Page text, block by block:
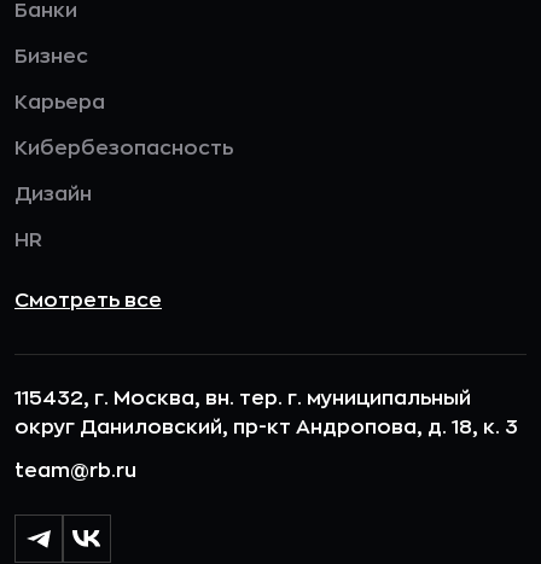
Банки
Бизнес
Карьера
Кибербезопасность
Дизайн
HR
Смотреть все
115432, г. Москва, вн. тер. г. муниципальный
округ Даниловский, пр-кт Андропова, д. 18, к. 3
team@rb.ru